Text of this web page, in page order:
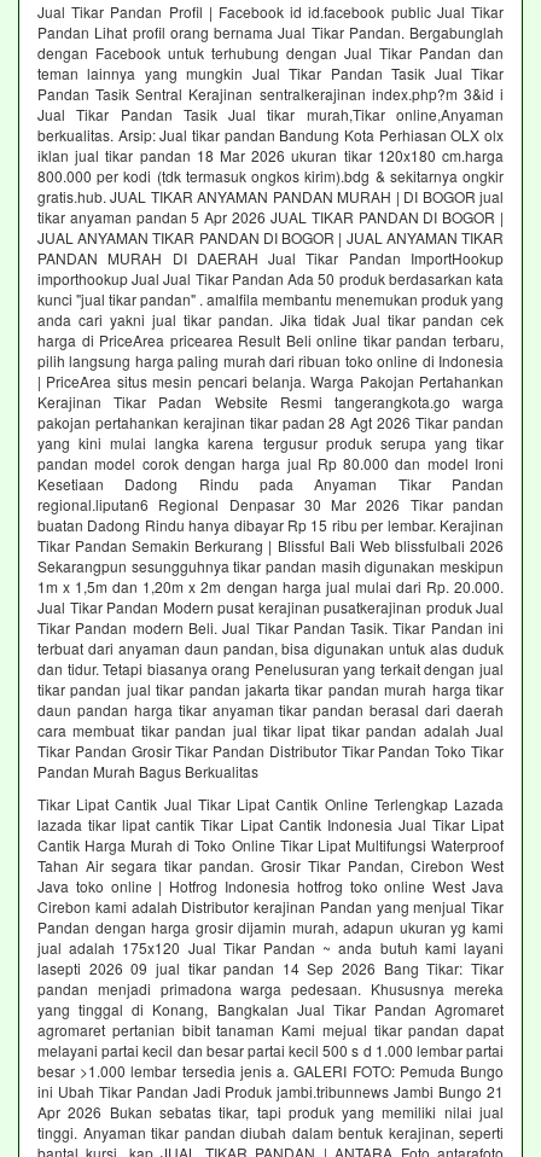
Jual Tikar Pandan Profil | Facebook id id.facebook public Jual Tikar
Pandan Lihat profil orang bernama Jual Tikar Pandan. Bergabunglah
dengan Facebook untuk terhubung dengan Jual Tikar Pandan dan
teman lainnya yang mungkin Jual Tikar Pandan Tasik Jual Tikar
Pandan Tasik Sentral Kerajinan sentralkerajinan index.php?m 3&id i
Jual Tikar Pandan Tasik Jual tikar murah,Tikar online,Anyaman
berkualitas. Arsip: Jual tikar pandan Bandung Kota Perhiasan OLX olx
iklan jual tikar pandan 18 Mar 2026 ukuran tikar 120x180 cm.harga
800.000 per kodi (tdk termasuk ongkos kirim).bdg & sekitarnya ongkir
gratis.hub. JUAL TIKAR ANYAMAN PANDAN MURAH | DI BOGOR jual
tikar anyaman pandan 5 Apr 2026 JUAL TIKAR PANDAN DI BOGOR |
JUAL ANYAMAN TIKAR PANDAN DI BOGOR | JUAL ANYAMAN TIKAR
PANDAN MURAH DI DAERAH Jual Tikar Pandan ImportHookup
importhookup Jual Jual Tikar Pandan Ada 50 produk berdasarkan kata
kunci "jual tikar pandan" . amalfila membantu menemukan produk yang
anda cari yakni jual tikar pandan. Jika tidak Jual tikar pandan cek
harga di PriceArea pricearea Result Beli online tikar pandan terbaru,
pilih langsung harga paling murah dari ribuan toko online di Indonesia
| PriceArea situs mesin pencari belanja. Warga Pakojan Pertahankan
Kerajinan Tikar Padan Website Resmi tangerangkota.go warga
pakojan pertahankan kerajinan tikar padan 28 Agt 2026 Tikar pandan
yang kini mulai langka karena tergusur produk serupa yang tikar
pandan model corok dengan harga jual Rp 80.000 dan model Ironi
Kesetiaan Dadong Rindu pada Anyaman Tikar Pandan
regional.liputan6 Regional Denpasar 30 Mar 2026 Tikar pandan
buatan Dadong Rindu hanya dibayar Rp 15 ribu per lembar. Kerajinan
Tikar Pandan Semakin Berkurang | Blissful Bali Web blissfulbali 2026
Sekarangpun sesungguhnya tikar pandan masih digunakan meskipun
1m x 1,5m dan 1,20m x 2m dengan harga jual mulai dari Rp. 20.000.
Jual Tikar Pandan Modern pusat kerajinan pusatkerajinan produk Jual
Tikar Pandan modern Beli. Jual Tikar Pandan Tasik. Tikar Pandan ini
terbuat dari anyaman daun pandan, bisa digunakan untuk alas duduk
dan tidur. Tetapi biasanya orang Penelusuran yang terkait dengan jual
tikar pandan jual tikar pandan jakarta tikar pandan murah harga tikar
daun pandan harga tikar anyaman tikar pandan berasal dari daerah
cara membuat tikar pandan jual tikar lipat tikar pandan adalah Jual
Tikar Pandan Grosir Tikar Pandan Distributor Tikar Pandan Toko Tikar
Pandan Murah Bagus Berkualitas
Tikar Lipat Cantik Jual Tikar Lipat Cantik Online Terlengkap Lazada
lazada tikar lipat cantik Tikar Lipat Cantik Indonesia Jual Tikar Lipat
Cantik Harga Murah di Toko Online Tikar Lipat Multifungsi Waterproof
Tahan Air segara tikar pandan. Grosir Tikar Pandan, Cirebon West
Java toko online | Hotfrog Indonesia hotfrog toko online West Java
Cirebon kami adalah Distributor kerajinan Pandan yang menjual Tikar
Pandan dengan harga grosir dijamin murah, adapun ukuran yg kami
jual adalah 175x120 Jual Tikar Pandan ~ anda butuh kami layani
lasepti 2026 09 jual tikar pandan 14 Sep 2026 Bang Tikar: Tikar
pandan menjadi primadona warga pedesaan. Khususnya mereka
yang tinggal di Konang, Bangkalan Jual Tikar Pandan Agromaret
agromaret pertanian bibit tanaman Kami mejual tikar pandan dapat
melayani partai kecil dan besar partai kecil 500 s d 1.000 lembar partai
besar >1.000 lembar tersedia jenis a. GALERI FOTO: Pemuda Bungo
ini Ubah Tikar Pandan Jadi Produk jambi.tribunnews Jambi Bungo 21
Apr 2026 Bukan sebatas tikar, tapi produk yang memiliki nilai jual
tinggi. Anyaman tikar pandan diubah dalam bentuk kerajinan, seperti